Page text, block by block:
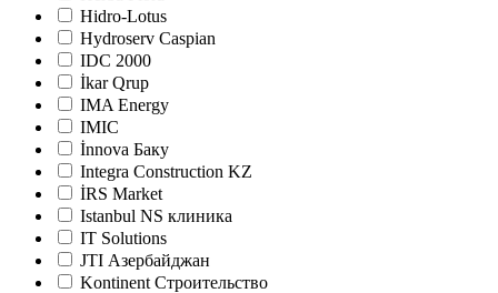
Hidro-Lotus
Hydroserv Caspian
IDC 2000
İkar Qrup
IMA Energy
IMIC
İnnova Баку
Integra Construction KZ
İRS Market
Istanbul NS клиника
IT Solutions
JTI Азербайджан
Kontinent Строительство